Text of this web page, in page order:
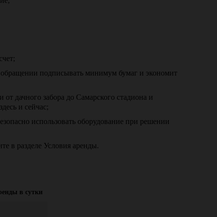
подписывать минимум бумаг и экономит
дачного забора до Самарского стадиона и
и сейчас;
использовать оборудование при решении
в разделе Условия аренды.
в сутки